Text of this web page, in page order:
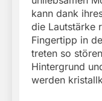
kann dank
die Lautstärke
Fingertipp in
treten so
Hintergrund
werden